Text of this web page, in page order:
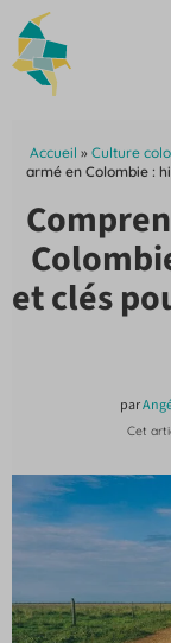
au
contenu
Accueil » Culture
armé en Colombie :
et clés
par
Cet